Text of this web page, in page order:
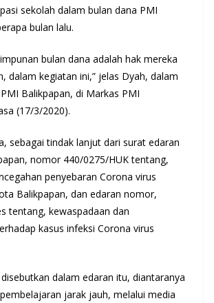
sekolah dalam bulan dana PMI
bulan lalu.
bulan dana adalah hak mereka
dalam kegiatan ini,” jelas Dyah, dalam
Balikpapan, di Markas PMI
(17/3/2020).
sebagai tindak lanjut dari surat edaran
nomor 440/0275/HUK tentang,
penyebaran Corona virus
Balikpapan, dan edaran nomor,
tentang, kewaspadaan dan
kasus infeksi Corona virus
dalam edaran itu, diantaranya
jarak jauh, melalui media